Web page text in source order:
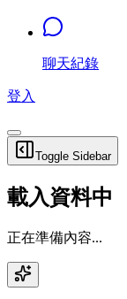
聊天紀錄
登入
Toggle Sidebar
載入資料中
正在準備內容...